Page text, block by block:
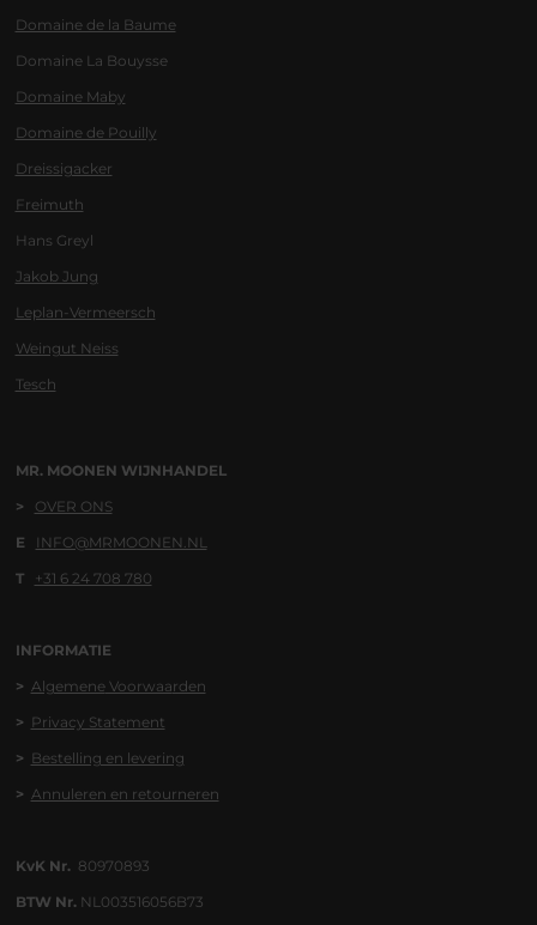
Domaine de la Baume
Domaine La Bouysse
Domaine Maby
Domaine de Pouilly
Dreissigacker
Freimuth
Hans Greyl
Jakob Jung
Leplan-Vermeersch
Weingut Neiss
Tesch
MR. MOONEN WIJNHANDEL
>
OVER ONS
E
INFO@MRMOONEN.NL
T
+31 6 24 708 780
INFORMATIE
> AlgemeneVoorwaarden
> Privacy Statement
> Bestelling en levering
> Annuleren en retourneren
KvK Nr. 80970893
BTW Nr.NL003516056B73